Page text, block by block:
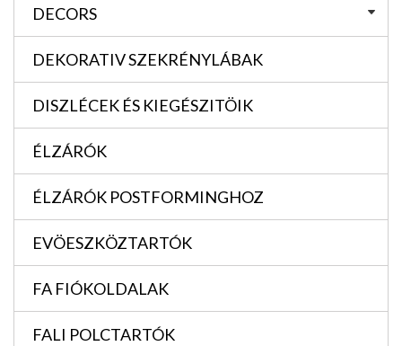
DECORS
DEKORATIV SZEKRÉNYLÁBAK
DISZLÉCEK ÉS KIEGÉSZITÖIK
ÉLZÁRÓK
ÉLZÁRÓK POSTFORMINGHOZ
EVÖESZKÖZTARTÓK
FA FIÓKOLDALAK
FALI POLCTARTÓK